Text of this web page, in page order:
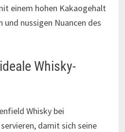
einem hohen Kakaogehalt
nussigen Nuancen des
Whisky-
Whisky bei
damit sich seine